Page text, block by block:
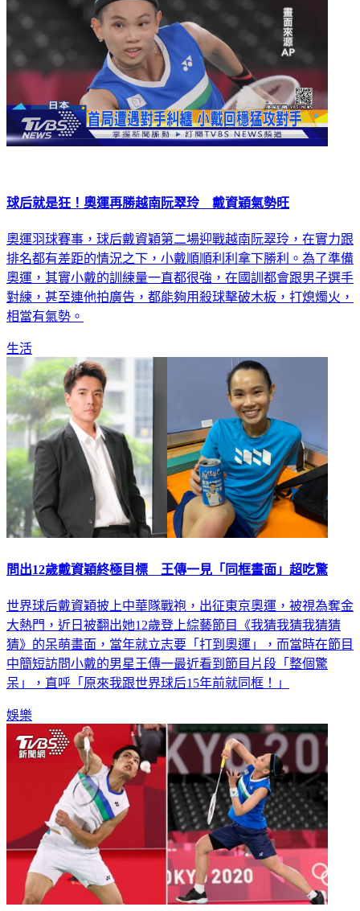
球后就是狂！奧運再勝越南阮翠玲 戴資穎氣勢旺
奧運羽球賽事，球后戴資穎第二場迎戰越南阮翠玲，在實力跟
排名都有差距的情況之下，小戴順順利利拿下勝利。為了準備
奧運，其實小戴的訓練量一直都很強，在國訓都會跟男子選手
對練，甚至連他拍廣告，都能夠用殺球擊破木板，打熄燭火，
相當有氣勢。
生活
問出12歲戴資穎終極目標 王傳一見「同框畫面」超吃驚
世界球后戴資穎披上中華隊戰袍，出征東京奧運，被視為奪金
大熱門，近日被翻出她12歲登上綜藝節目《我猜我猜我猜猜
猜》的呆萌畫面，當年就立志要「打到奧運」，而當時在節目
中簡短訪問小戴的男星王傳一最近看到節目片段「整個驚
呆」，直呼「原來我跟世界球后15年前就同框！」
娛樂